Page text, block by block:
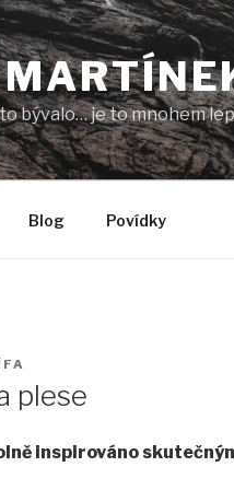
bývalo… je to mnohem
Blog Povídky
plese
inspirováno